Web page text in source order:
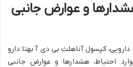
و عوارض جانبی
کپسول آناهلث بی دی آ بهتا دارو
احتیاط، هشدارها و عوارض جانبی